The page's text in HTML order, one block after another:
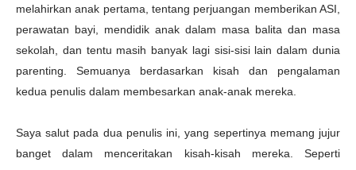
melahirkan anak pertama, tentang perjuangan memberikan ASI,
perawatan bayi, mendidik anak dalam masa balita dan masa
sekolah, dan tentu masih banyak lagi sisi-sisi lain dalam dunia
parenting. Semuanya berdasarkan kisah dan pengalaman
kedua penulis dalam membesarkan anak-anak mereka.
Saya salut pada dua penulis ini, yang sepertinya memang jujur
banget dalam menceritakan kisah-kisah mereka. Seperti